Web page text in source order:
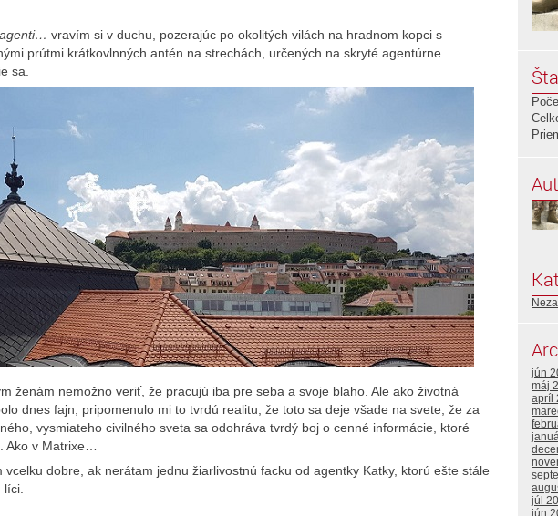
vravím si v duchu, pozerajúc po okolitých vilách na hradnom kopci s
prútmi krátkovlnných antén na strechách, určených na skryté agentúrne
sa.
ženám nemožno veriť, že pracujú iba pre seba a svoje blaho. Ale ako životná
dnes fajn, pripomenulo mi to tvrdú realitu, že toto sa deje všade na svete, že za
vysmiateho civilného sveta sa odohráva tvrdý boj o cenné informácie, ktoré
Ako v Matrixe…
vcelku dobre, ak nerátam jednu žiarlivostnú facku od agentky Katky, ktorú ešte stále
jún
máj
apríl
júl
jún